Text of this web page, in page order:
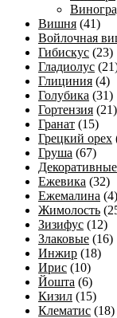
Вишня (41)
Войлочная
Гибискус (23)
Гладиолус
Глициния (4)
Голубика (31)
Гортензия (21)
Гранат (15)
Грецкий орех
Груша (67)
Ежевика (32)
Ежемалина (4)
Жимолость
Зизифус (12)
Злаковые (16)
Инжир (18)
Ирис (10)
Йошта (6)
Кизил (15)
Клематис (18)